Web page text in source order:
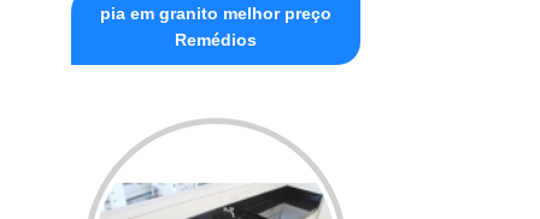
pia em granito melhor preço
Remédios